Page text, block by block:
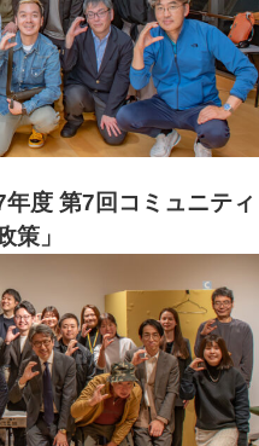
年度 第7回コミュニティ
策」